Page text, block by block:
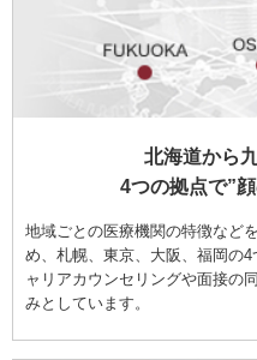
北海道から
4つの拠点で”
地域ごとの医療機関の特徴など
め、札幌、東京、大阪、福岡の
ャリアカウンセリングや面接の
みとしています。